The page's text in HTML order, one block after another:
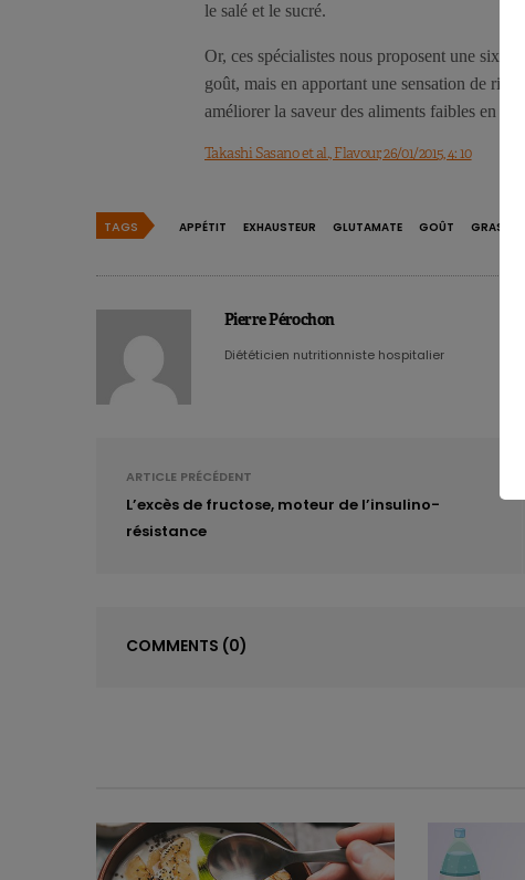
le salé et le sucré.
Or, ces spécialistes nous proposent une
goût, mais en apportant une sensation de
améliorer la saveur des aliments faibles en gras.
Takashi Sasano et al., Flavour, 26/01/2015, 4: 10
TAGS APPÉTIT EXHAUSTEUR GLUTAMATE GOÛT GRAS
Pierre Pérochon
Diététicien nutritionniste hospitalier
ARTICLE PRÉCÉDENT
L’excès de fructose, moteur de l’insulino-
résistance
COMMENTS (0)